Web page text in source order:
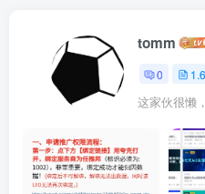
| | ├──阶段一 前导预习
| | ├──内部资料
| | ├──强化冲刺
| | └──软考-时政资料
| └──软考高级信息系统项目管
| | └──综合知识2018~2023
更多精品优质资源，点击这
专区】【精品收藏】 抓紧
tomm
0
这家伙很懒